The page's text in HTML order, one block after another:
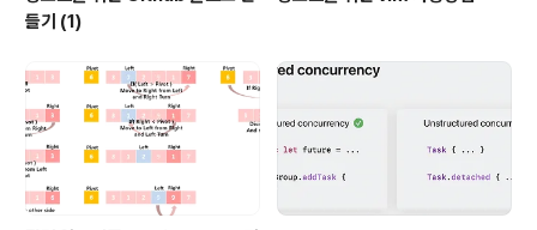
들기 (1)